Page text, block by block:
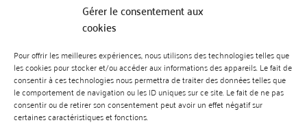
Gérer le consentement aux
cookies
Pour offrir les meilleures expériences, nous utilisons des technologies telles que
les cookies pour stocker et/ou accéder aux informations des appareils. Le fait de
consentir à ces technologies nous permettra de traiter des données telles que
le comportement de navigation ou les ID uniques sur ce site. Le fait de ne pas
consentir ou de retirer son consentement peut avoir un effet négatif sur
certaines caractéristiques et fonctions.
BP 70023 - 49610 JUIGNE SUR LOIRE
Tél :07 88 99 01 07